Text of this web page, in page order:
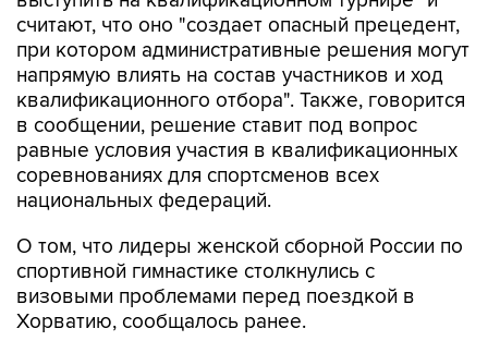
считают, что оно "создает опасный прецедент,
при котором административные решения могут
напрямую влиять на состав участников и ход
квалификационного отбора". Также, говорится
в сообщении, решение ставит под вопрос
равные условия участия в квалификационных
соревнованиях для спортсменов всех
национальных федераций.
О том, что лидеры женской сборной России по
спортивной гимнастике столкнулись с
визовыми проблемами перед поездкой в
Хорватию, сообщалось ранее.